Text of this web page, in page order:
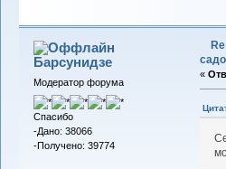
Барсунидзе
Модератор форума
Спасибо
-Дано: 38066
-Получено: 39774
«